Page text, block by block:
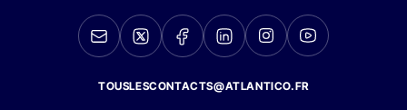
TOUSLESCONTACTS@ATLANTICO.FR